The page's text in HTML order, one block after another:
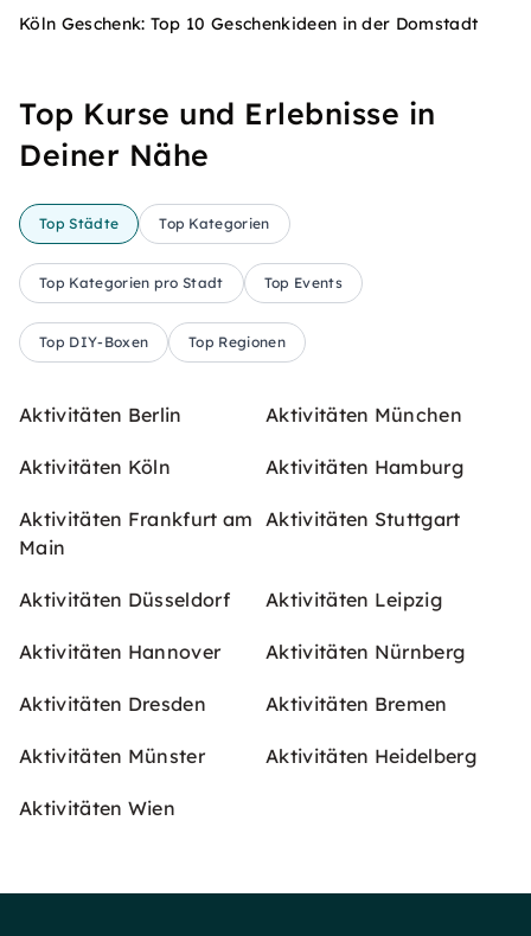
Köln Geschenk: Top 10 Geschenkideen in der Domstadt
Top Kurse und Erlebnisse in
Deiner Nähe
Top Städte Top Kategorien
Top Kategorien pro Stadt Top Events
Top DIY-Boxen Top Regionen
Aktivitäten Berlin Aktivitäten München
Aktivitäten Köln Aktivitäten Hamburg
Aktivitäten Frankfurt am
Main
Aktivitäten Stuttgart
Aktivitäten Düsseldorf Aktivitäten Leipzig
Aktivitäten Hannover Aktivitäten Nürnberg
Aktivitäten Dresden Aktivitäten Bremen
Aktivitäten Münster Aktivitäten Heidelberg
Aktivitäten Wien